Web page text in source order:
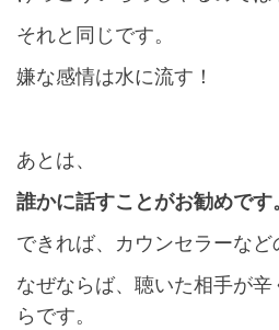
それと同じです。
嫌な感情は水に流す！
あとは、
誰かに話すことがお勧めです。
できれば、カウンセラーなど
なぜならば、聴いた相手が
らです。